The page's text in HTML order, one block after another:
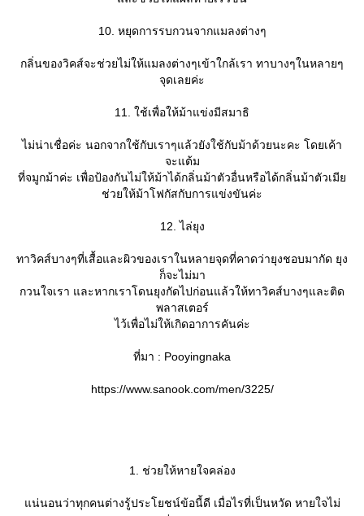
10. หยุดการรบกวนจากแมลงต่างๆ
กลิ่นของวิคส์จะช่วยไม่ให้แมลงต่างๆเข้าใกล้เรา ทาบางๆในหลายๆ
จุดเลยค่ะ
11. ใช้เพื่อให้ม้าแข่งมีสมาธิ
ไม่น่าเชื่อค่ะ นอกจากใช้กับเราๆแล้วยังใช้กับม้าด้วยนะคะ โดยเค้า
จะแต้ม
ที่จมูกม้าค่ะ เพื่อป้องกันไม่ให้ม้าได้กลิ่นม้าตัวอื่นหรือได้กลิ่นม้าตัวเมี
ช่วยให้ม้าโฟกัสกับการแข่งขันค่ะ
12. ไล่ยุง
ทาวิคส์บางๆที่เสื้อและผิวของเราในหลายจุดที่คาดว่ายุงชอบมากัด ยุง
ก็จะไม่มา
กวนใจเรา และหากเราโดนยุงกัดไปก่อนแล้วให้ทาวิคส์บางๆและติด
พลาสเตอร์
ไว้เพื่อไม่ให้เกิดอาการคันค่ะ
ที่มา : Pooyingnaka
https://www.sanook.com/men/3225/
1. ช่วยให้หายใจคล่อง
น่นอนว่าทุกคนต่างรู้ประโยชน์ข้อนี้ดี เมื่อไรที่เป็นหวัด หายใจไม่